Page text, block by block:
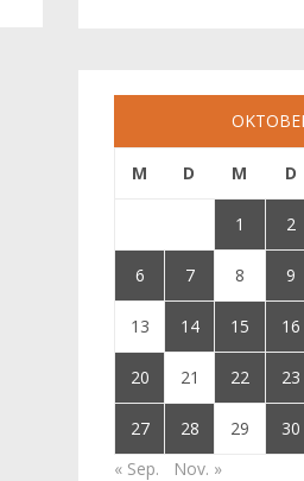
M D M D
1 2
6 7 8 9
13 14 15 16
20 21 22 23
27 28 29 30
« Sep.
Nov. »